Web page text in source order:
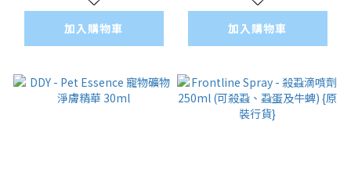
加入購物車 加入購物車